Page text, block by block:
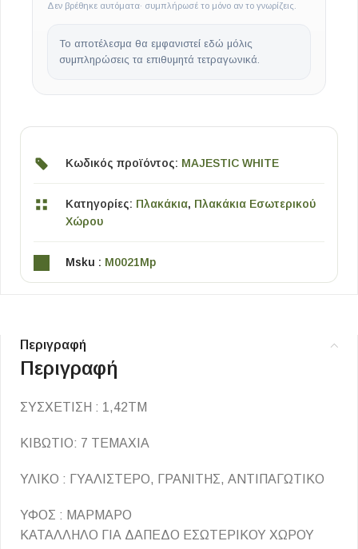
Δεν βρέθηκε αυτόματα· συμπλήρωσέ το μόνο αν το γνωρίζεις.
Το αποτέλεσμα θα εμφανιστεί εδώ μόλις
συμπληρώσεις τα επιθυμητά τετραγωνικά.
Κωδικός προϊόντος: MAJESTIC WHITE
Κατηγορίες: Πλακάκια, Πλακάκια Εσωτερικού
Χώρου
Msku : M0021Mp
Περιγραφή
Περιγραφή
ΣΥΣΧΕΤΙΣΗ : 1,42ΤΜ
ΚΙΒΩΤΙΟ: 7 ΤΕΜΑΧΙΑ
ΥΛΙΚΟ : ΓΥΑΛΙΣΤΕΡΟ, ΓΡΑΝΙΤΗΣ, ΑΝΤΙΠΑΓΩΤΙΚΟ
ΥΦΟΣ : ΜΑΡΜΑΡΟ
ΚΑΤΑΛΛΗΛΟ ΓΙΑ ΔΑΠΕΔΟ ΕΣΩΤΕΡΙΚΟΥ ΧΩΡΟΥ